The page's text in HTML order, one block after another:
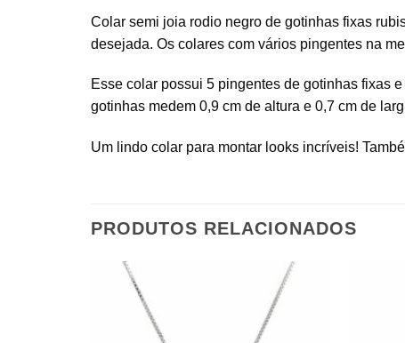
Colar semi joia rodio negro de gotinhas fixas
desejada. Os colares com vários pingentes na
Esse colar possui 5 pingentes de gotinhas fixas
gotinhas medem 0,9 cm de altura e 0,7 cm de
Um lindo colar para montar looks incríveis!
PRODUTOS RELACIONADOS